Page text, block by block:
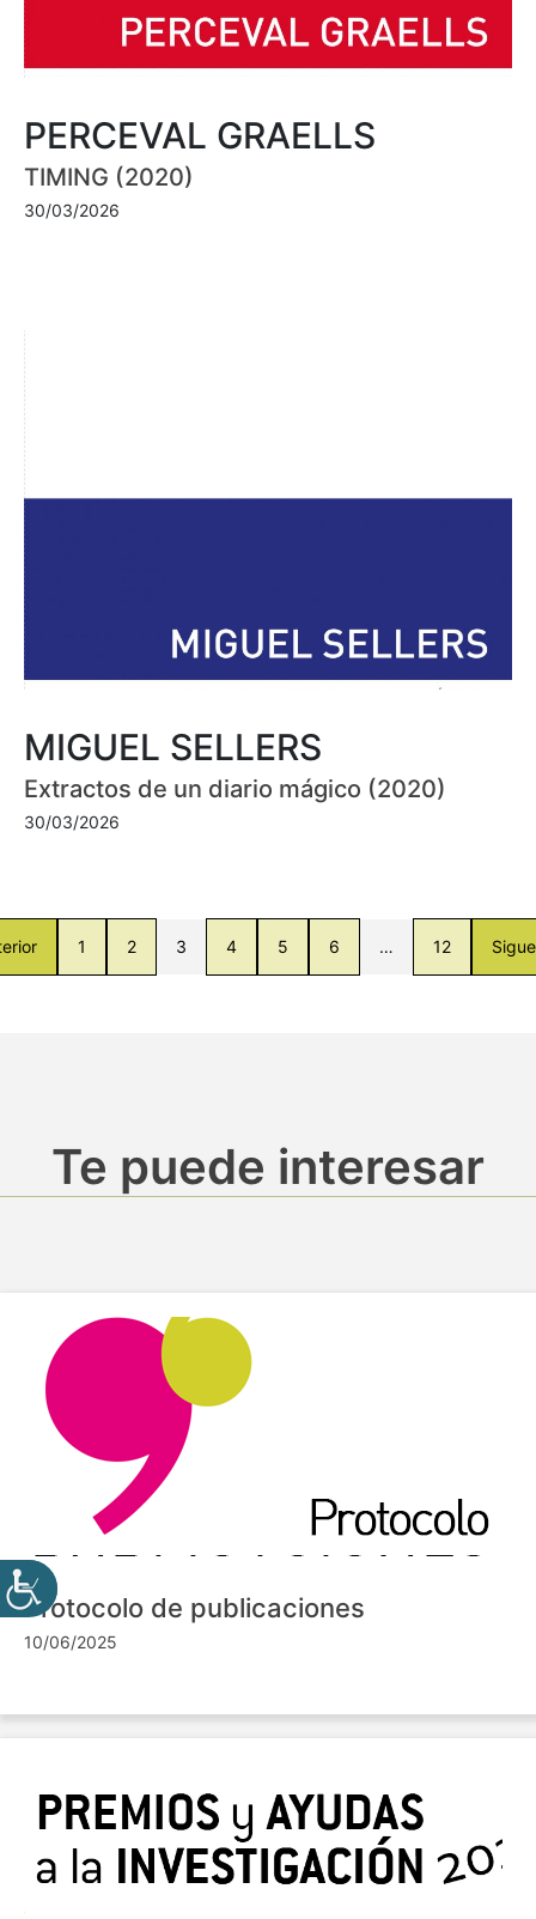
PERCEVAL GRAELLS
TIMING (2020)
30/03/2026
MIGUEL SELLERS
Extractos de un diario mágico (2020)
30/03/2026
1 2 3 4 5 6 … 12
Te puede interesar
Protocolo de publicaciones
10/06/2025